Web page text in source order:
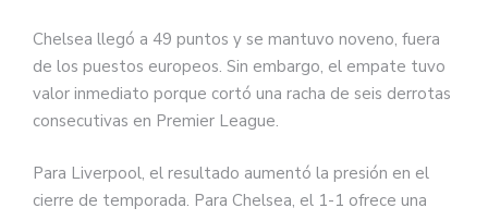
Chelsea llegó a 49 puntos y se mantuvo noveno, fuera
de los puestos europeos. Sin embargo, el empate tuvo
valor inmediato porque cortó una racha de seis derrotas
consecutivas en Premier League.
Para Liverpool, el resultado aumentó la presión en el
cierre de temporada. Para Chelsea, el 1-1 ofrece una